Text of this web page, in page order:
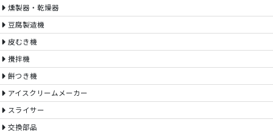
燻製器・乾燥器
豆腐製造機
皮むき機
攪拌機
餅つき機
アイスクリームメーカー
スライサー
交換部品